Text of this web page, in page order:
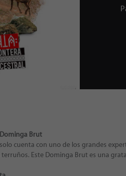
Brut
cuenta con uno de los grandes
Este Dominga Brut es una